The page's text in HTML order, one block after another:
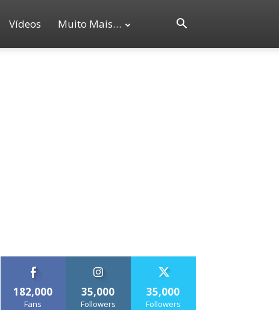
Vídeos Muito Mais…
182,000
Fans
35,000
Followers
35,000
Followers